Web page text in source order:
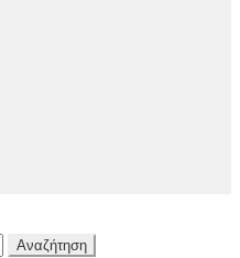
Αναζήτηση